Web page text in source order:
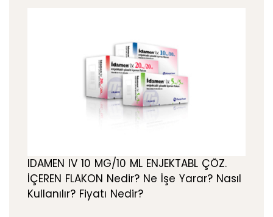
IDAMEN IV 10 MG/10 ML ENJEKTABL ÇÖZ.
İÇEREN FLAKON Nedir? Ne İşe Yarar? Nasıl
Kullanılır? Fiyatı Nedir?